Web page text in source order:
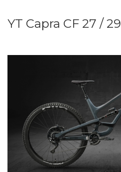
YT Capra CF 27 / 29